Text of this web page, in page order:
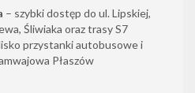
– szybki dostęp do ul. Lipskiej,
Śliwiaka oraz trasy S7
przystanki autobusowe i
Płaszów